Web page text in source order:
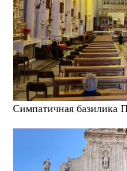
Симпатичная базилика